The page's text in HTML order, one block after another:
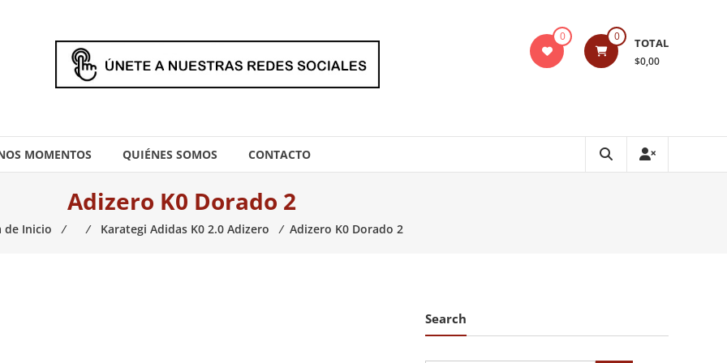
0 0 TOTAL
$0,00
MOMENTOS QUIÉNES SOMOS CONTACTO
Adizero K0 Dorado 2
de Inicio ⁄ ⁄ Karategi Adidas K0 2.0 Adizero ⁄ Adizero K0 Dorado 2
Search